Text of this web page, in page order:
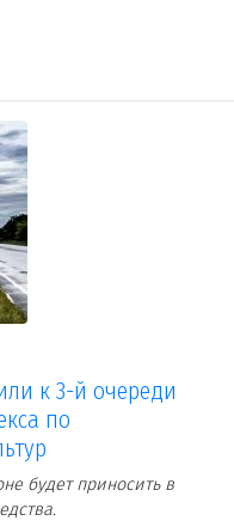
к 3-й очереди
по
будет приносить в